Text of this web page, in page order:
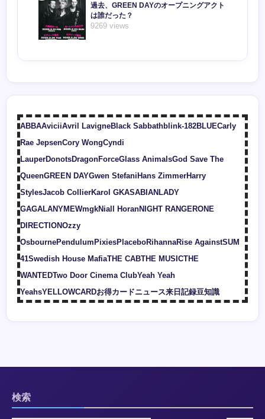
過去、GREEN DAYのオープニングアクト
は誰だった？
9269 views
ABBAAviciiAvril LavigneBlack Sabbathblink-182BLUECarly
Rae JepsenCory WongCyndi
LauperDonotsDragonForceGlass AnimalsGod Save The
QueenGREEN DAYGwen StefaniHans ZimmerHarry
StylesJacob CollierKarol GKASABIANLADY
GAGALANYMEWmgkNiall HoranNIGHT RANGERONE
DIRECTIONOzzy
OsbournePendulumPixiesPlaceboRihannaRise AgainstSUM
41Swedish House MafiaTHE CABTHE MUSICTHE
WANTEDTwo Door Cinema ClubYeah Yeah
YeahsYELLOWCARDお得カードニュース来日記録豆知識
検索